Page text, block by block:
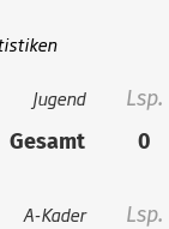
Jugend Lsp.
Gesamt
0
A-Kader Lsp.